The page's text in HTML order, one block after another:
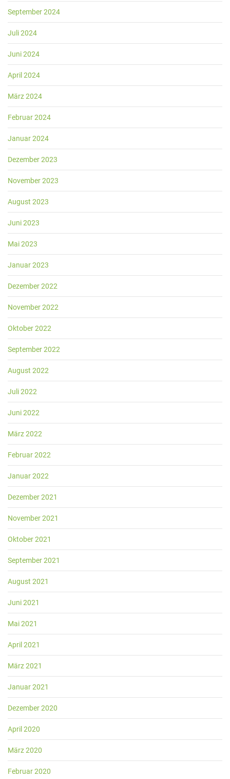
September 2024
Juli 2024
Juni 2024
April 2024
März 2024
Februar 2024
Januar 2024
Dezember 2023
November 2023
August 2023
Juni 2023
Mai 2023
Januar 2023
Dezember 2022
November 2022
Oktober 2022
September 2022
August 2022
Juli 2022
Juni 2022
März 2022
Februar 2022
Januar 2022
Dezember 2021
November 2021
Oktober 2021
September 2021
August 2021
Juni 2021
Mai 2021
April 2021
März 2021
Januar 2021
Dezember 2020
April 2020
März 2020
Februar 2020